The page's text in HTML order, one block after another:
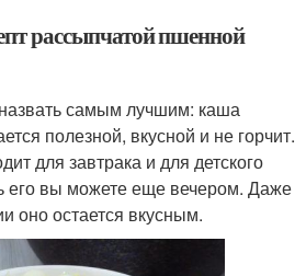
рассыпчатой пшенной
самым лучшим: каша
полезной, вкусной и не горчит.
для завтрака и для детского
его вы можете еще вечером. Даже
оно остается вкусным.